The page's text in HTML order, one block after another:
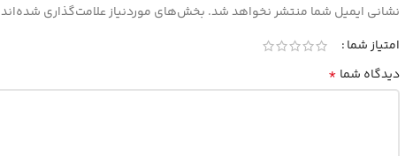
نشانی ایمیل شما منتشر نخواهد شد. بخش‌های موردنیاز علامت‌گذاری شده‌اند
امتیاز شما
دیدگاه شما *